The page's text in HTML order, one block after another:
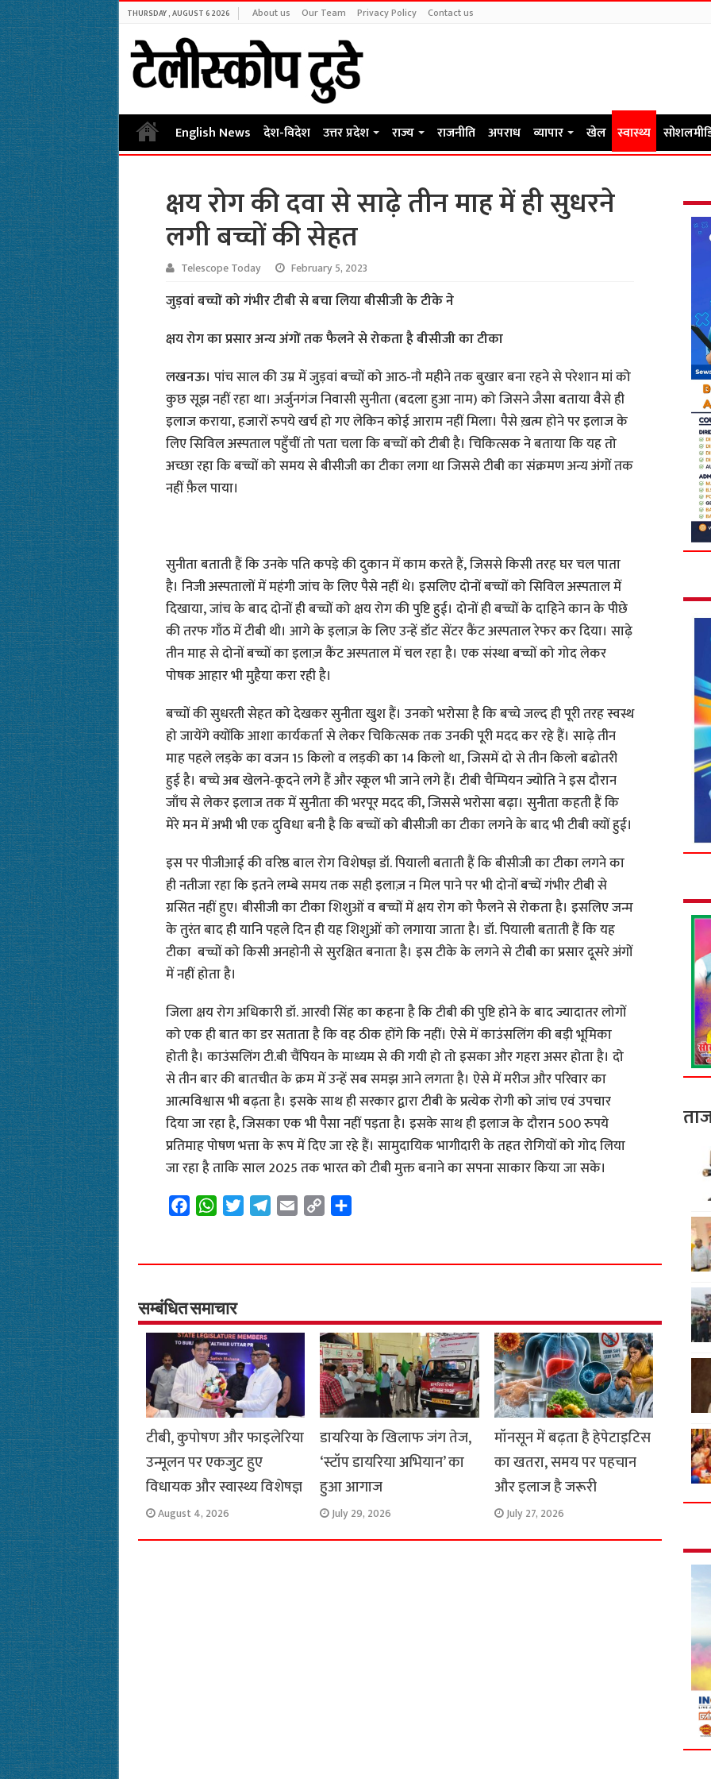
THURSDAY , AUGUST 6 2026 About us Our Team Privacy Policy Contact us
English News देश-विदेश उत्तर प्रदेश राज्य राजनीति अपराध व्यापार खेल स्वास्थ्य
क्षय रोग की दवा से साढ़े तीन माह में ही सुधरने
लगी बच्चों की सेहत
Telescope Today February 5, 2023
जुड़वां बच्चों को गंभीर टीबी से बचा लिया बीसीजी के टीके ने
क्षय रोग का प्रसार अन्य अंगों तक फैलने से रोकता है बीसीजी का टीका
लखनऊ। पांच साल की उम्र में जुड़वां बच्चों को आठ-नौ महीने तक बुखार बना रहने से परेशान मां को
कुछ सूझ नहीं रहा था। अर्जुनगंज निवासी सुनीता (बदला हुआ नाम) को जिसने जैसा बताया वैसे ही
इलाज कराया, हजारों रुपये खर्च हो गए लेकिन कोई आराम नहीं मिला। पैसे ख़त्म होने पर इलाज के
लिए सिविल अस्पताल पहुँचीं तो पता चला कि बच्चों को टीबी है। चिकित्सक ने बताया कि यह तो
अच्छा रहा कि बच्चों को समय से बीसीजी का टीका लगा था जिससे टीबी का संक्रमण अन्य अंगों तक
नहीं फ़ैल पाया।
सुनीता बताती हैं कि उनके पति कपड़े की दुकान में काम करते हैं, जिससे किसी तरह घर चल पाता
है। निजी अस्पतालों में महंगी जांच के लिए पैसे नहीं थे। इसलिए दोनों बच्चों को सिविल अस्पताल में
दिखाया, जांच के बाद दोनों ही बच्चों को क्षय रोग की पुष्टि हुई। दोनों ही बच्चों के दाहिने कान के पीछे
की तरफ गाँठ में टीबी थी। आगे के इलाज़ के लिए उन्हें डॉट सेंटर कैंट अस्पताल रेफर कर दिया। साढ़े
तीन माह से दोनों बच्चों का इलाज़ कैंट अस्पताल में चल रहा है। एक संस्था बच्चों को गोद लेकर
पोषक आहार भी मुहैया करा रही है।
बच्चों की सुधरती सेहत को देखकर सुनीता खुश हैं। उनको भरोसा है कि बच्चे जल्द ही पूरी तरह स्वस्थ
हो जायेंगे क्योंकि आशा कार्यकर्ता से लेकर चिकित्सक तक उनकी पूरी मदद कर रहे हैं। साढ़े तीन
माह पहले लड़के का वजन 15 किलो व लड़की का 14 किलो था, जिसमें दो से तीन किलो बढोतरी
हुई है। बच्चे अब खेलने-कूदने लगे हैं और स्कूल भी जाने लगे हैं। टीबी चैम्पियन ज्योति ने इस दौरान
जाँच से लेकर इलाज तक में सुनीता की भरपूर मदद की, जिससे भरोसा बढ़ा। सुनीता कहती हैं कि
मेरे मन में अभी भी एक दुविधा बनी है कि बच्चों को बीसीजी का टीका लगने के बाद भी टीबी क्यों हुई।
इस पर पीजीआई की वरिष्ठ बाल रोग विशेषज्ञ डॉ. पियाली बताती हैं कि बीसीजी का टीका लगने का
ही नतीजा रहा कि इतने लम्बे समय तक सही इलाज़ न मिल पाने पर भी दोनों बच्चें गंभीर टीबी से
ग्रसित नहीं हुए। बीसीजी का टीका शिशुओं व बच्चों में क्षय रोग को फैलने से रोकता है। इसलिए जन्म
के तुरंत बाद ही यानि पहले दिन ही यह शिशुओं को लगाया जाता है। डॉ. पियाली बताती हैं कि यह
टीका बच्चों को किसी अनहोनी से सुरक्षित बनाता है। इस टीके के लगने से टीबी का प्रसार दूसरे अंगों
में नहीं होता है।
जिला क्षय रोग अधिकारी डॉ. आरवी सिंह का कहना है कि टीबी की पुष्टि होने के बाद ज्यादातर लोगों
को एक ही बात का डर सताता है कि वह ठीक होंगे कि नहीं। ऐसे में काउंसलिंग की बड़ी भूमिका
होती है। काउंसलिंग टी.बी चैंपियन के माध्यम से की गयी हो तो इसका और गहरा असर होता है। दो
से तीन बार की बातचीत के क्रम में उन्हें सब समझ आने लगता है। ऐसे में मरीज और परिवार का
आत्मविश्वास भी बढ़ता है। इसके साथ ही सरकार द्वारा टीबी के प्रत्येक रोगी को जांच एवं उपचार
दिया जा रहा है, जिसका एक भी पैसा नहीं पड़ता है। इसके साथ ही इलाज के दौरान 500 रुपये
प्रतिमाह पोषण भत्ता के रूप में दिए जा रहे हैं। सामुदायिक भागीदारी के तहत रोगियों को गोद लिया
जा रहा है ताकि साल 2025 तक भारत को टीबी मुक्त बनाने का सपना साकार किया जा सके।
e
o
o
k
W
t
A
p
p
t
r
e
a
m
i
y
n
k
r
सम्बंधित समाचार
टीबी, कुपोषण और फाइलेरिया
उन्मूलन पर एकजुट हुए
विधायक और स्वास्थ्य विशेषज्ञ
August 4, 2026
डायरिया के खिलाफ जंग तेज,
‘स्टॉप डायरिया अभियान’ का
हुआ आगाज
July 29, 2026
मॉनसून में बढ़ता है हेपेटाइटिस
का खतरा, समय पर पहचान
और इलाज है जरूरी
July 27, 2026